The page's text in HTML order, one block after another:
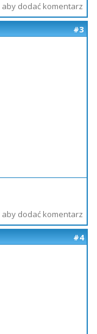
aby dodać komentarz
#3
aby dodać komentarz
#4